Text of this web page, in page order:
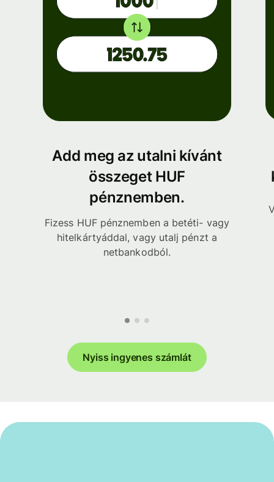
Add meg az utalni kívánt
összeget HUF
pénznemben.
Fizess HUF pénznemben a betéti- vagy
hitelkártyáddal, vagy utalj pénzt a
netbankodból.
Nyiss ingyenes számlát